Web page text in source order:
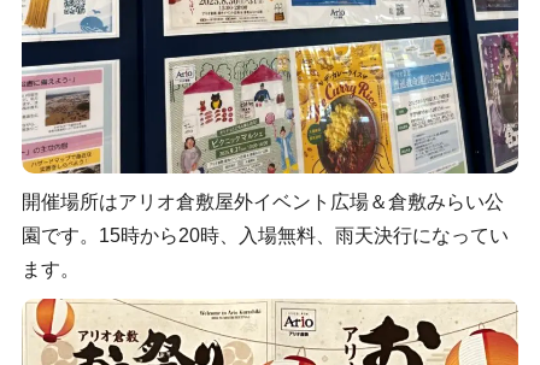
開催場所はアリオ倉敷屋外イベント広場＆倉敷みらい公
園です。15時から20時、入場無料、雨天決行になってい
ます。